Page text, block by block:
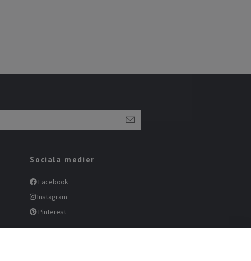
Sociala medier
Facebook
Instagram
Pinterest